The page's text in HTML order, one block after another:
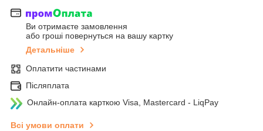
Ви отримаєте замовлення
або гроші повернуться на вашу картку
Детальніше
Оплатити частинами
Післяплата
Онлайн-оплата карткою Visa, Mastercard - LiqPay
Всі умови оплати